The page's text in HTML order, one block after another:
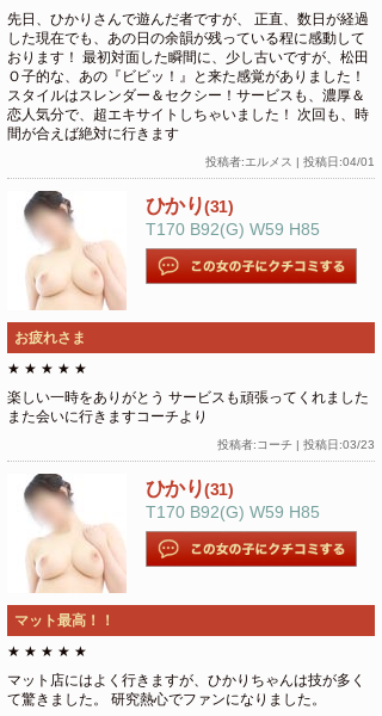
先日、ひかりさんで遊んだ者ですが、 正直、数日が経過
した現在でも、あの日の余韻が残っている程に感動して
おります！ 最初対面した瞬間に、少し古いですが、松田
Ｏ子的な、あの『ビビッ！』と来た感覚がありました！
スタイルはスレンダー＆セクシー！サービスも、濃厚＆
恋人気分で、超エキサイトしちゃいました！ 次回も、時
間が合えば絶対に行きます
投稿者:エルメス | 投稿日:04/01
ひかり(31)
T170 B92(G) W59 H85
お疲れさま
★ ★ ★ ★ ★
楽しい一時をありがとう サービスも頑張ってくれました
また会いに行きますコーチより
投稿者:コーチ | 投稿日:03/23
ひかり(31)
T170 B92(G) W59 H85
マット最高！！
★ ★ ★ ★ ★
マット店にはよく行きますが、ひかりちゃんは技が多く
て驚きました。 研究熱心でファンになりました。